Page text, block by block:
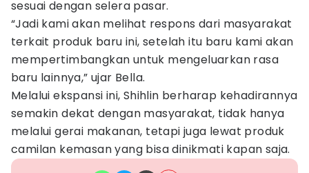
sesuai dengan selera pasar.
“Jadi kami akan melihat respons dari masyarakat
terkait produk baru ini, setelah itu baru kami akan
mempertimbangkan untuk mengeluarkan rasa
baru lainnya,” ujar Bella.
Melalui ekspansi ini, Shihlin berharap kehadirannya
semakin dekat dengan masyarakat, tidak hanya
melalui gerai makanan, tetapi juga lewat produk
camilan kemasan yang bisa dinikmati kapan saja.